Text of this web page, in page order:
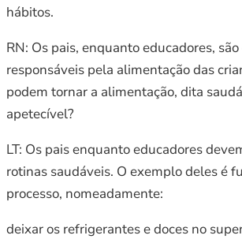
hábitos.
RN: Os pais, enquanto educadores,
responsáveis pela alimentação das
podem tornar a alimentação, dita
apetecível?
LT: Os pais enquanto educadores
rotinas saudáveis. O exemplo deles é
processo, nomeadamente:
deixar os refrigerantes e doces no